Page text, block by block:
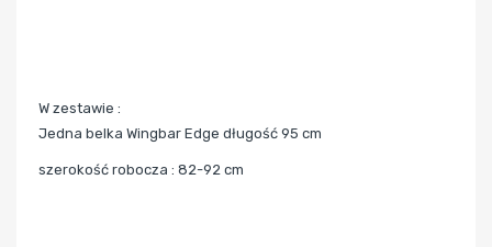
W zestawie :
Jedna belka Wingbar Edge długość 95 cm
szerokość robocza : 82-92 cm